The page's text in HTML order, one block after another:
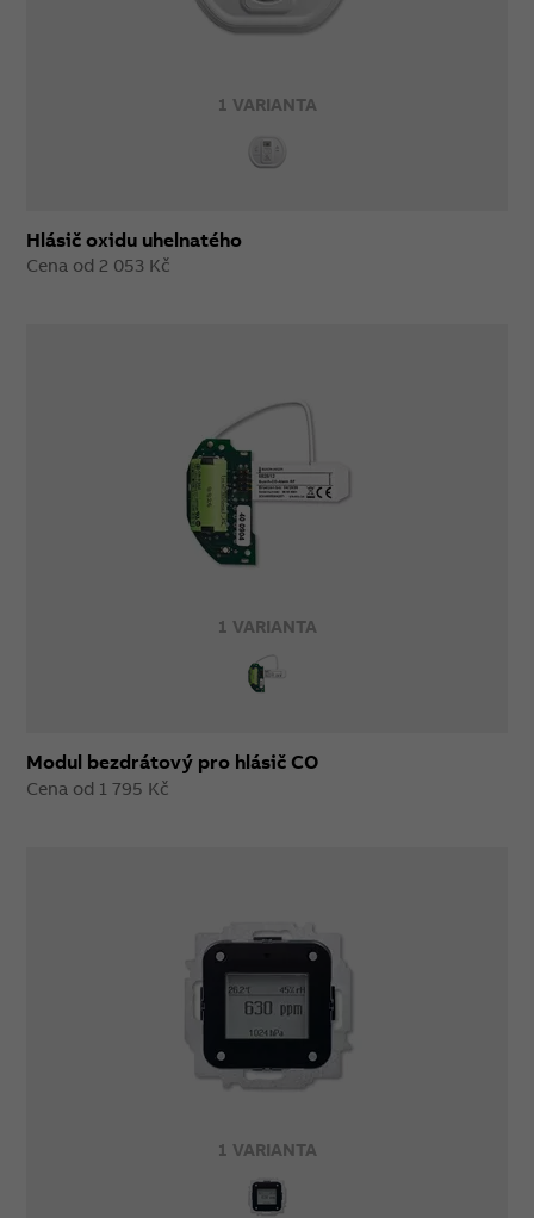
1 VARIANTA
Hlásič oxidu uhelnatého
Cena od 2 053 Kč
1 VARIANTA
Modul bezdrátový pro hlásič CO
Cena od 1 795 Kč
1 VARIANTA